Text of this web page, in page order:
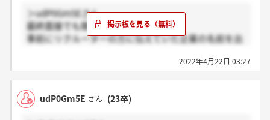
＞udP0Gm5Eさん
最終面接でも聞かれます！
事前にリクルーターの方に伝えていた企業の名前を出
貰えた場合などの話も聞かれました。
て面接官に伝わるので嘘なく矛盾なくお話しするとい
いです！
2022年4月22日 03:27
udP0Gm5E さん (23卒)